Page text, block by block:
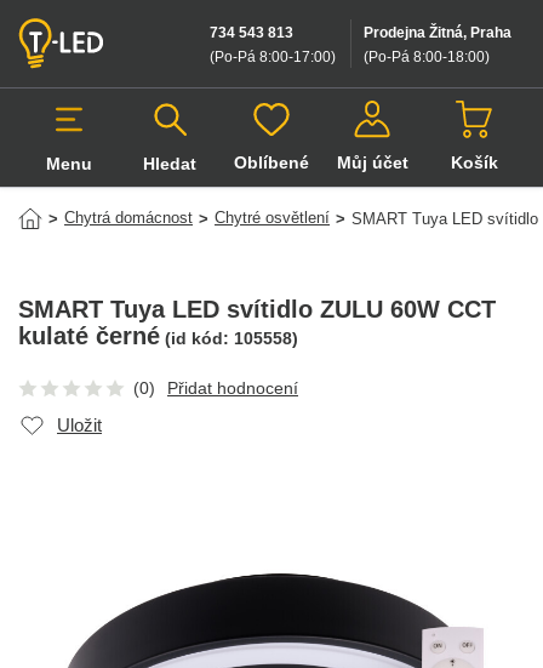
Prodejna Žitná, Praha
(Po-Pá 8:00-18:00)
734 543 813
(Po-Pá 8:00-17:00)
Menu Hledat
Hledat v produktech
Oblíbené Můj účet Košík
> Chytrá domácnost > Chytré osvětlení > SMART Tuya LED svítidlo
SMART Tuya LED svítidlo ZULU 60W CCT
kulaté černé (id kód: 105558)
(0) Přidat hodnocení
Uložit